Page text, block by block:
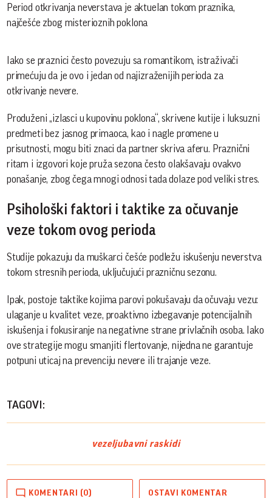
Period otkrivanja neverstava je aktuelan tokom praznika,
najčešće zbog misterioznih poklona
Iako se praznici često povezuju sa romantikom, istraživači
primećuju da je ovo i jedan od najizraženijih perioda za
otkrivanje nevere.
Produženi „izlasci u kupovinu poklona“, skrivene kutije i luksuzni
predmeti bez jasnog primaoca, kao i nagle promene u
prisutnosti, mogu biti znaci da partner skriva aferu. Praznični
ritam i izgovori koje pruža sezona često olakšavaju ovakvo
ponašanje, zbog čega mnogi odnosi tada dolaze pod veliki stres.
Psihološki faktori i taktike za očuvanje
veze tokom ovog perioda
Studije pokazuju da muškarci češće podležu iskušenju neverstva
tokom stresnih perioda, uključujući prazničnu sezonu.
Ipak, postoje taktike kojima parovi pokušavaju da očuvaju vezu:
ulaganje u kvalitet veze, proaktivno izbegavanje potencijalnih
iskušenja i fokusiranje na negativne strane privlačnih osoba. Iako
ove strategije mogu smanjiti flertovanje, nijedna ne garantuje
potpuni uticaj na prevenciju nevere ili trajanje veze.
TAGOVI:
vezeljubavni raskidi
KOMENTARI (0) OSTAVI KOMENTAR